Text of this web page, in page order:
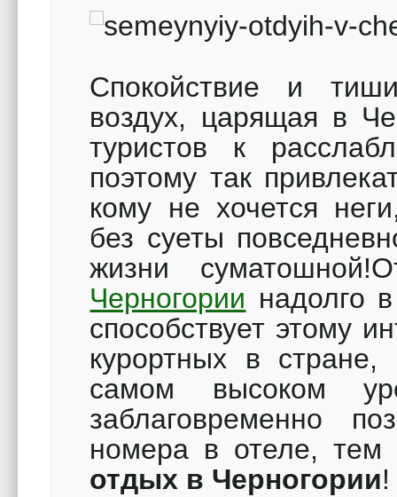
Спокойствие и
воздух, царящая в
туристов к
поэтому так
кому не хочется
без суеты
жизни
Черногории надолго
способствует этому
курортных в стране,
самом высоком
заблаговременно
номера в отеле,
отдых в Черногории!